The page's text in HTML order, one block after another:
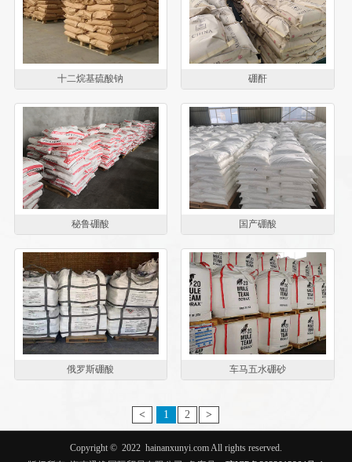
十二烷基硫酸钠 硼酐
秘鲁硼酸 国产硼酸
俄罗斯硼酸 车马五水硼砂
< 1 2 >
Copyright © 2022 hainanxunyi.comAll rights reserved.